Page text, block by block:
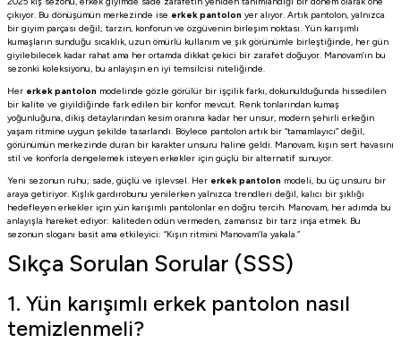
çıkıyor. Bu dönüşümün merkezinde ise erkek pantolon yer alıyor. Artık pantolon, yalnızca
bir giyim parçası değil; tarzın, konforun ve özgüvenin birleşim noktası. Yün karışımlı
kumaşların sunduğu sıcaklık, uzun ömürlü kullanım ve şık görünümle birleştiğinde, her gün
giyilebilecek kadar rahat ama her ortamda dikkat çekici bir zarafet doğuyor. Manovam’ın bu
sezonki koleksiyonu, bu anlayışın en iyi temsilcisi niteliğinde.
Her erkek pantolon modelinde gözle görülür bir işçilik farkı, dokunulduğunda hissedilen
bir kalite ve giyildiğinde fark edilen bir konfor mevcut. Renk tonlarından kumaş
yoğunluğuna, dikiş detaylarından kesim oranına kadar her unsur, modern şehirli erkeğin
yaşam ritmine uygun şekilde tasarlandı. Böylece pantolon artık bir “tamamlayıcı” değil,
görünümün merkezinde duran bir karakter unsuru haline geldi. Manovam, kışın sert havasını
stil ve konforla dengelemek isteyen erkekler için güçlü bir alternatif sunuyor.
Yeni sezonun ruhu; sade, güçlü ve işlevsel. Her erkek pantolon modeli, bu üç unsuru bir
araya getiriyor. Kışlık gardırobunu yenilerken yalnızca trendleri değil, kalıcı bir şıklığı
hedefleyen erkekler için yün karışımlı pantolonlar en doğru tercih. Manovam, her adımda bu
anlayışla hareket ediyor: kaliteden ödün vermeden, zamansız bir tarz inşa etmek. Bu
sezonun sloganı basit ama etkileyici: “Kışın ritmini Manovam’la yakala.”
Sıkça Sorulan Sorular (SSS)
1. Yün karışımlı erkek pantolon nasıl
temizlenmeli?